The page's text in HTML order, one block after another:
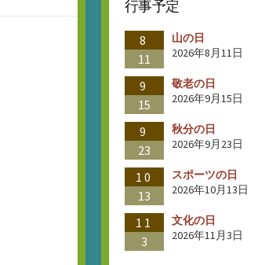
行事予定
8
11
山の日
2026年8月11日
9
15
敬老の日
2026年9月15日
9
23
秋分の日
2026年9月23日
10
13
スポーツの日
2026年10月13日
11
3
文化の日
2026年11月3日